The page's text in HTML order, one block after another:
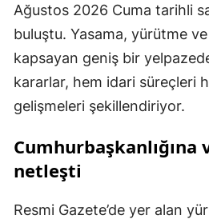
Ağustos 2026 Cuma tarihli
buluştu. Yasama, yürütme
kapsayan geniş bir
kararlar, hem idari süreçleri
gelişmeleri şekillendiriyor.
Cumhurbaşkanlığına
netleşti
Resmi Gazete’de yer alan